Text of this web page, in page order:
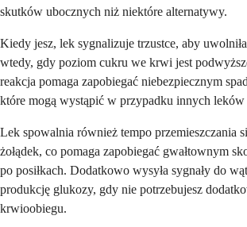
skutków ubocznych niż niektóre alternatywy.
Kiedy jesz, lek sygnalizuje trzustce, aby
wtedy, gdy poziom cukru we krwi jest
reakcja pomaga zapobiegać niebezpiecznym
które mogą wystąpić w przypadku innych leków
Lek spowalnia również tempo przemieszczania
żołądek, co pomaga zapobiegać gwałtownym
po posiłkach. Dodatkowo wysyła sygnały do
produkcję glukozy, gdy nie potrzebujesz
krwioobiegu.